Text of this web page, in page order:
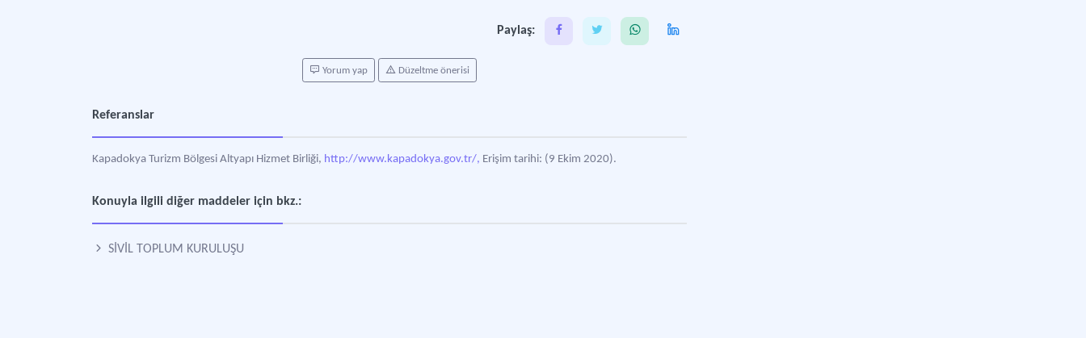
Paylaş:
Yorum yap Düzeltme önerisi
Referanslar
Kapadokya Turizm Bölgesi Altyapı Hizmet Birliği, http://www.kapadokya.gov.tr/, Erişim tarihi: (9 Ekim 2020).
Konuyla ilgili diğer maddeler için bkz.:
SİVİL TOPLUM KURULUŞU